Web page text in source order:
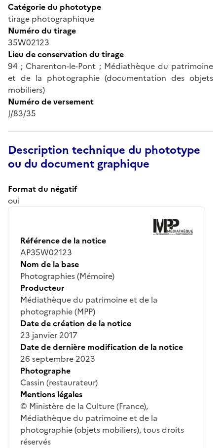
Catégorie du phototype
tirage photographique
Numéro du tirage
35W02123
Lieu de conservation du tirage
94 ; Charenton-le-Pont ; Médiathèque du patrimoine
et de la photographie (documentation des objets
mobiliers)
Numéro de versement
J/83/35
Description technique du phototype
ou du document graphique
Format du négatif
oui
Référence de la notice
AP35W02123
Nom de la base
Photographies (Mémoire)
Producteur
Médiathèque du patrimoine et de la
photographie (MPP)
Date de création de la notice
23 janvier 2017
Date de dernière modification de la notice
26 septembre 2023
Photographe
Cassin (restaurateur)
Mentions légales
© Ministère de la Culture (France),
Médiathèque du patrimoine et de la
photographie (objets mobiliers), tous droits
réservés